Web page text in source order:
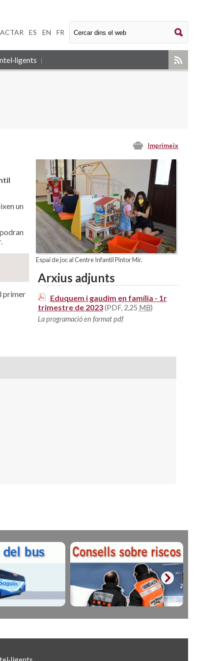
ES EN FR
Imprimeix
un
primer
Espai de joc al Centre Infantil Pintor Mir.
Arxius adjunts
Eduquem i gaudim en família - 1r
trimestre de 2023(PDF, 2,25 MB)
La programació en format pdf